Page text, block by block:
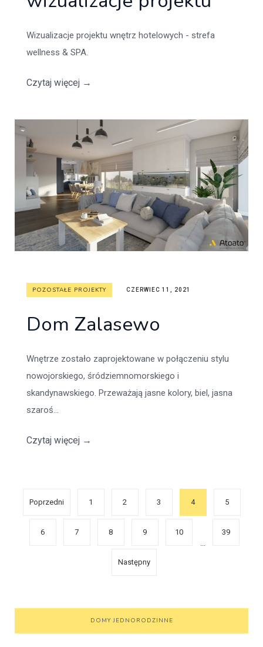
Wizualizacje projektu wnętrz hotelowych - strefa
wellness & SPA.
Czytaj więcej →
POZOSTAŁE PROJEKTY CZERWIEC 11, 2021
Dom Zalasewo
Wnętrze zostało zaprojektowane w połączeniu stylu
nowojorskiego, śródziemnomorskiego i
skandynawskiego. Przeważają jasne kolory, biel, jasna
szaroś...
Czytaj więcej →
Poprzedni 1 2 3 4 5
6 7 8 9
10
39
Następny
DOMY JEDNORODZINNE